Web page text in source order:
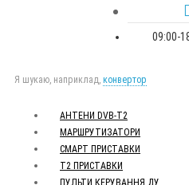
09:00-
Я шукаю, наприклад, конвертор
АНТЕНИ DVB-Т2
МАРШРУТИЗАТОРИ
СМАРТ ПРИСТАВКИ
Т2 ПРИСТАВКИ
ПУЛЬТИ КЕРУВАННЯ ДУ